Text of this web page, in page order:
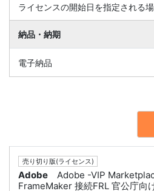
ライセンスの開始日を指定される
納品・納期
電子納品
売り切り版(ライセンス)
Adobe
Adobe -VIP
FrameMaker 接続FRL 官公庁向